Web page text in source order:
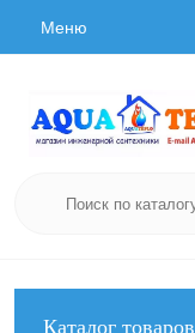
Меню
Каталог товаров